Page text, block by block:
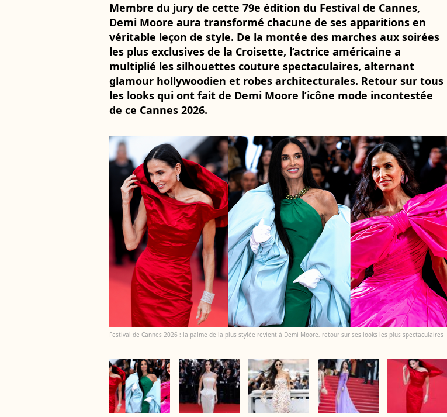
Membre du jury de cette 79e édition du Festival de Cannes,
Demi Moore aura transformé chacune de ses apparitions en
véritable leçon de style. De la montée des marches aux soirées
les plus exclusives de la Croisette, l’actrice américaine a
multiplié les silhouettes couture spectaculaires, alternant
glamour hollywoodien et robes architecturales. Retour sur tous
les looks qui ont fait de Demi Moore l’icône mode incontestée
de ce Cannes 2026.
Festival de Cannes 2026 : la palme de la plus stylée revient à Demi Moore, retour sur ses looks les plus spectaculaires